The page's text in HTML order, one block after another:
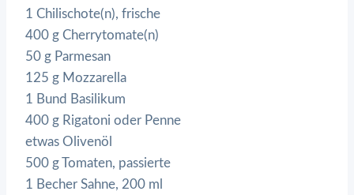
1 Chilischote(n), frische
400 g Cherrytomate(n)
50 g Parmesan
125 g Mozzarella
1 Bund Basilikum
400 g Rigatoni oder Penne
etwas Olivenöl
500 g Tomaten, passierte
1 Becher Sahne, 200 ml